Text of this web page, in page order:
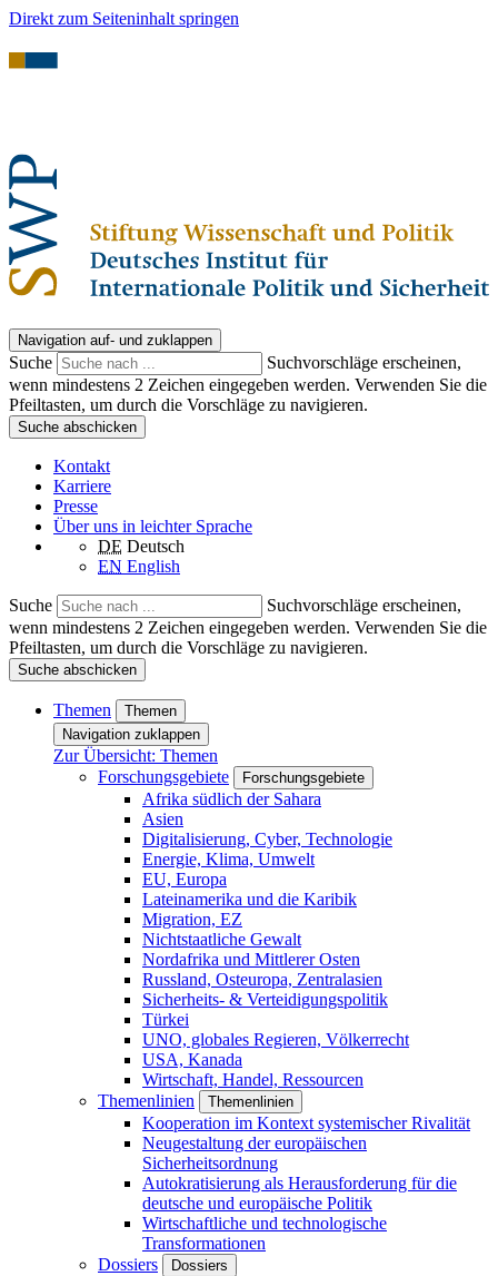
Direkt zum Seiteninhalt springen
Navigation auf- und zuklappen
Suche
Suchvorschläge erscheinen,
wenn mindestens 2 Zeichen eingegeben werden. Verwenden Sie die
Pfeiltasten, um durch die Vorschläge zu navigieren.
Suche abschicken
Kontakt
Karriere
Presse
Über uns in leichter Sprache
DE Deutsch
EN English
Suche
Suchvorschläge erscheinen,
wenn mindestens 2 Zeichen eingegeben werden. Verwenden Sie die
Pfeiltasten, um durch die Vorschläge zu navigieren.
Suche abschicken
Themen
Themen
Navigation zuklappen
Zur Übersicht: Themen
Forschungsgebiete
Forschungsgebiete
Afrika südlich der Sahara
Asien
Digitalisierung, Cyber, Technologie
Energie, Klima, Umwelt
EU, Europa
Lateinamerika und die Karibik
Migration, EZ
Nichtstaatliche Gewalt
Nordafrika und Mittlerer Osten
Russland, Osteuropa, Zentralasien
Sicherheits- & Verteidigungspolitik
Türkei
UNO, globales Regieren, Völkerrecht
USA, Kanada
Wirtschaft, Handel, Ressourcen
Themenlinien
Themenlinien
Kooperation im Kontext systemischer Rivalität
Neugestaltung der europäischen
Sicherheitsordnung
Autokratisierung als Herausforderung für die
deutsche und europäische Politik
Wirtschaftliche und technologische
Transformationen
Dossiers
Dossiers